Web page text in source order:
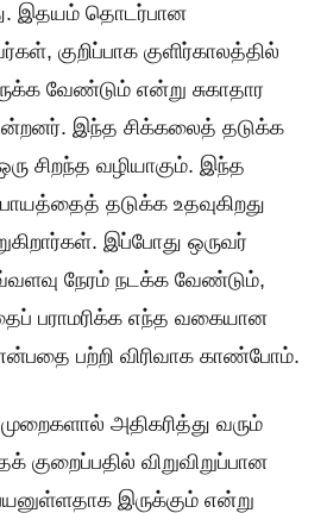
இதயம் தொடர்பான
குறிப்பாக குளிர்காலத்தில்
வேண்டும் என்று சுகாதார
இந்த சிக்கலைத் தடுக்க
சிறந்த வழியாகும். இந்த
தடுக்க உதவுகிறது
இப்போது ஒருவர்
நேரம் நடக்க வேண்டும்,
பராமரிக்க எந்த வகையான
என்பதை பற்றி விரிவாக காண்போம்.
அதிகரித்து வரும்
குறைப்பதில் விறுவிறுப்பான
இருக்கும் என்று